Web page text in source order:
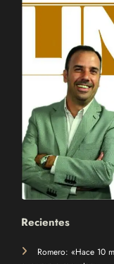
Recientes
Romero: «Hace 10